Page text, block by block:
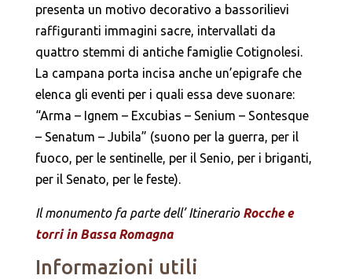
presenta un motivo decorativo a bassorilievi
raffiguranti immagini sacre, intervallati da
quattro stemmi di antiche famiglie Cotignolesi.
La campana porta incisa anche un’epigrafe che
elenca gli eventi per i quali essa deve suonare:
“Arma – Ignem – Excubias – Senium – Sontesque
– Senatum – Jubila” (suono per la guerra, per il
fuoco, per le sentinelle, per il Senio, per i briganti,
per il Senato, per le feste).
Il monumento fa parte dell’ Itinerario Rocche e
torri in Bassa Romagna
Informazioni utili